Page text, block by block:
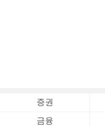
증권
금융